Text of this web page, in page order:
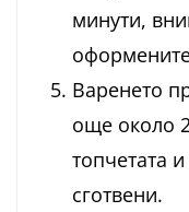
минути,
Варенето
още около
топчетата
сготвени.